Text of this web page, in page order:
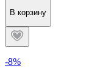
В корзину
-8%